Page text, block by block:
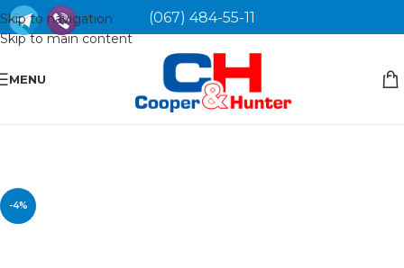
Skip to navigation
Skip to main content
(067) 484-55-11
MENU
-4%